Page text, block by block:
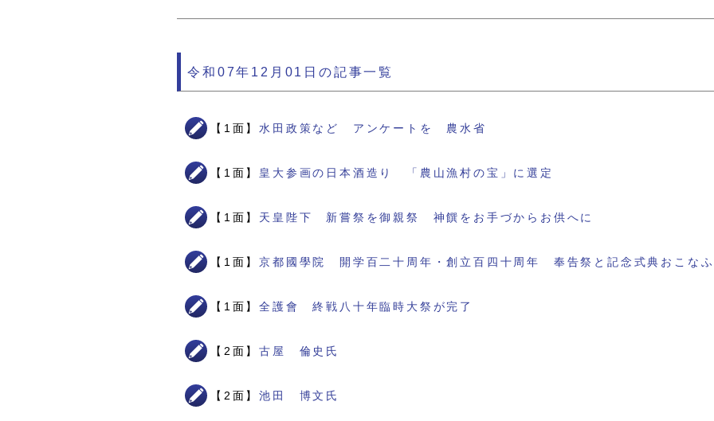
令和07年12月01日の記事一覧
【1面】水田政策など アンケートを 農水省
【1面】 皇大参画の日本酒造り 「農山漁村の宝」に選定
【1面】 天皇陛下 新嘗祭を御親祭 神饌をお手づからお供へに
【1面】京都國學院 開学百二十周年・創立百四十周年 奉告祭と記念式典おこなふ
【1面】全護會 終戦八十年臨時大祭が完了
【2面】古屋 倫史氏
【2面】池田 博文氏